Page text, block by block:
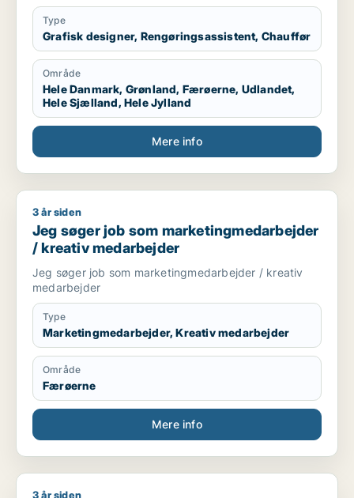
Type
Grafisk designer, Rengøringsassistent, Chauffør
Område
Hele Danmark, Grønland, Færøerne, Udlandet,
Hele Sjælland, Hele Jylland
Mere info
Jeg søger job som marketingmedarbejder / kreativ
3 år siden
Jeg søger job som marketingmedarbejder
/ kreativ medarbejder
Jeg søger job som marketingmedarbejder / kreativ
medarbejder
Type
Marketingmedarbejder, Kreativ medarbejder
Område
Færøerne
Mere info
3 år siden